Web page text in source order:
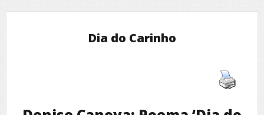
Dia do Carinho